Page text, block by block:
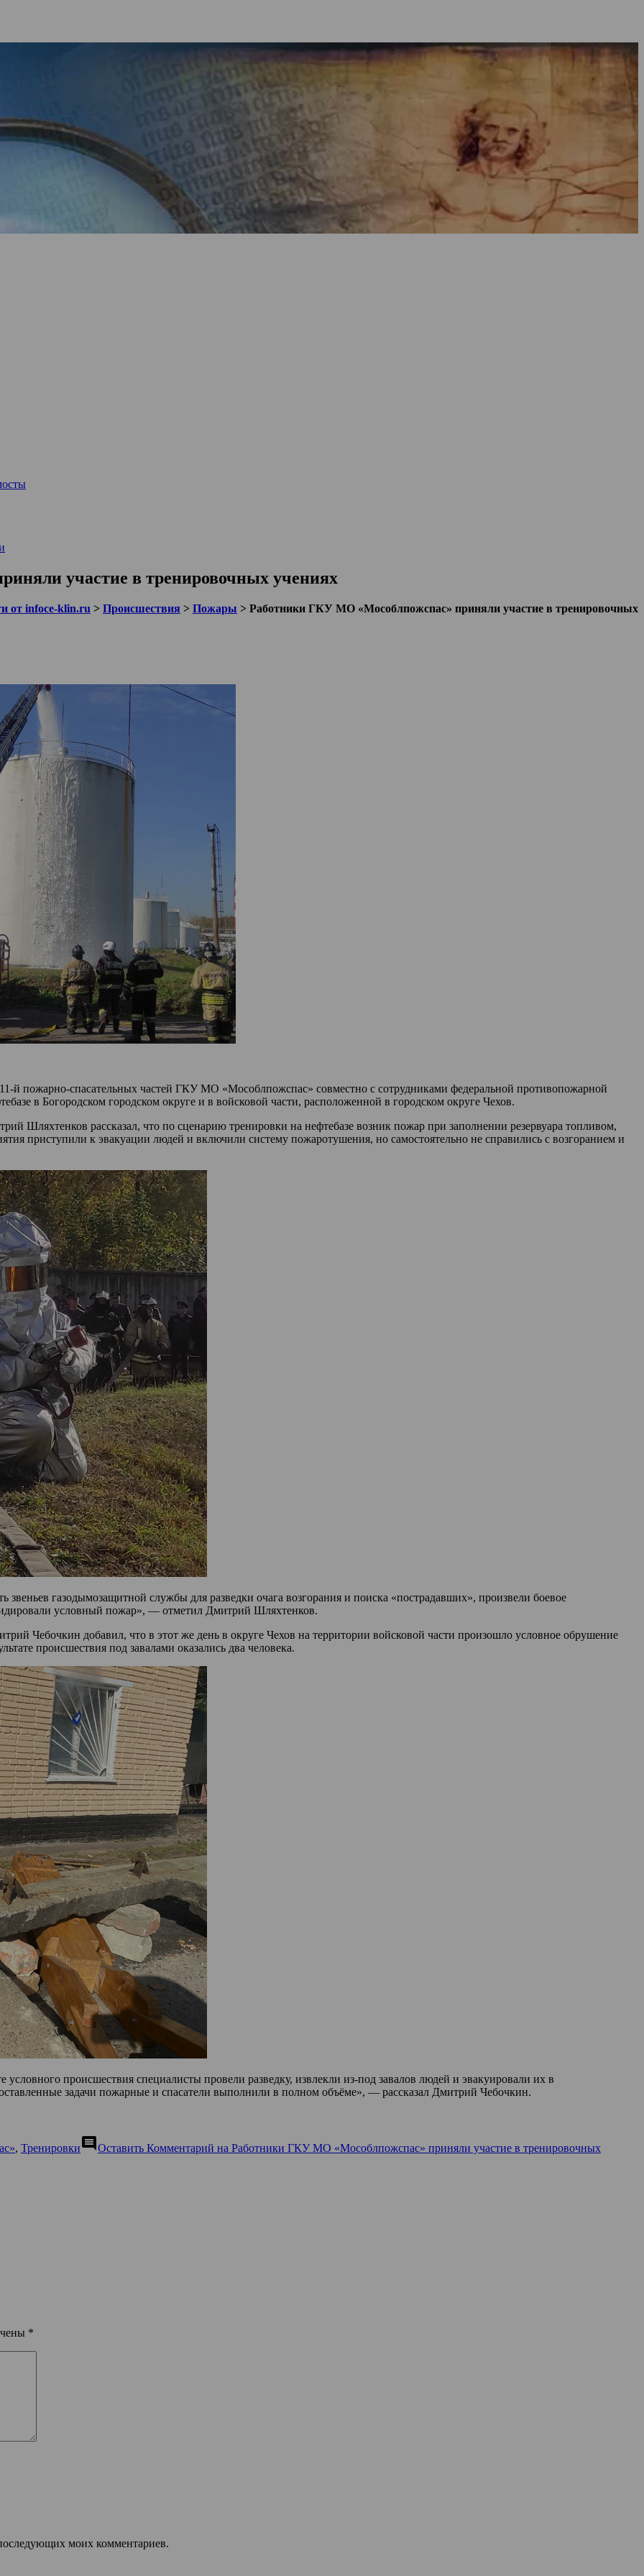
участие в тренировочных учениях
от infoce-klin.ru > Происшествия > Пожары > Работники ГКУ МО «Мособлпожспас» приняли участие в тренировочных
й пожарно-спасательных частей ГКУ МО «Мособлпожспас» совместно с сотрудниками федеральной противопожарной
в Богородском городском округе и в войсковой части, расположенной в городском округе Чехов.
Шляхтенков рассказал, что по сценарию тренировки на нефтебазе возник пожар при заполнении резервуара топливом,
приступили к эвакуации людей и включили систему пожаротушения, но самостоятельно не справились с возгоранием и
звеньев газодымозащитной службы для разведки очага возгорания и поиска «пострадавших», произвели боевое
условный пожар», — отметил Дмитрий Шляхтенков.
Чебочкин добавил, что в этот же день в округе Чехов на территории войсковой части произошло условное обрушение
происшествия под завалами оказались два человека.
происшествия специалисты провели разведку, извлекли из-под завалов людей и эвакуировали их в
задачи пожарные и спасатели выполнили в полном объёме», — рассказал Дмитрий Чебочкин.
, Тренировкиcomment Оставить Комментарий на Работники ГКУ МО «Мособлпожспас» приняли участие в тренировочных
*
моих комментариев.